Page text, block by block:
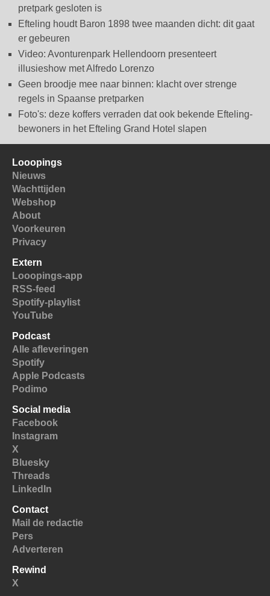
pretpark gesloten is
Efteling houdt Baron 1898 twee maanden dicht: dit gaat
er gebeuren
Video: Avonturenpark Hellendoorn presenteert
illusieshow met Alfredo Lorenzo
Geen broodje mee naar binnen: klacht over strenge
regels in Spaanse pretparken
Foto's: deze koffers verraden dat ook bekende Efteling-
bewoners in het Efteling Grand Hotel slapen
Looopings
Nieuws
Wachttijden
Webshop
About
Voorkeuren
Privacy
Extern
Looopings-app
RSS-feed
Spotify-playlist
YouTube
Podcast
Alle afleveringen
Spotify
Apple Podcasts
Podimo
Social media
Facebook
Instagram
X
Bluesky
Threads
LinkedIn
Contact
Mail de redactie
Pers
Adverteren
Rewind
X